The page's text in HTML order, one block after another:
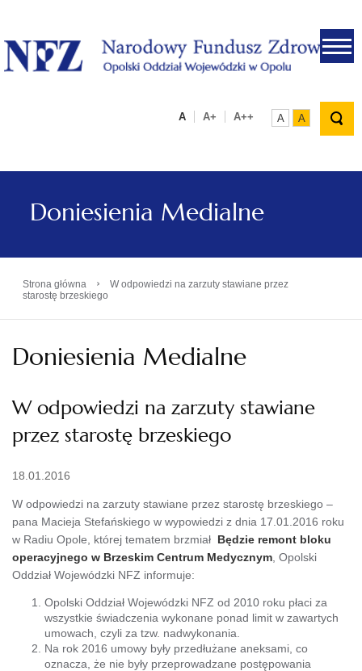
.
A A+ A++ A A
Doniesienia Medialne
Strona główna ›
W odpowiedzi na zarzuty stawiane przez
starostę brzeskiego
Doniesienia Medialne
W odpowiedzi na zarzuty stawiane
przez starostę brzeskiego
18.01.2016
W odpowiedzi na zarzuty stawiane przez starostę brzeskiego –
pana Macieja Stefańskiego w wypowiedzi z dnia 17.01.2016 roku
w Radiu Opole, której tematem brzmiał Będzie remont bloku
operacyjnego w Brzeskim Centrum Medycznym , Opolski
Oddział Wojewódzki NFZ informuje:
Opolski Oddział Wojewódzki NFZ od 2010 roku płaci za
wszystkie świadczenia wykonane ponad limit w zawartych
umowach, czyli za tzw. nadwykonania.
Na rok 2016 umowy były przedłużane aneksami, co
oznacza, że nie były przeprowadzane postępowania